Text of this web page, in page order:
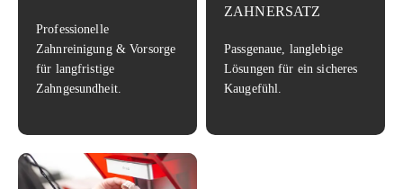
Professionelle
Zahnreinigung & Vorsorge
für langfristige
Zahngesundheit.
ZAHNERSATZ
Passgenaue, langlebige
Lösungen für ein sicheres
Kaugefühl.